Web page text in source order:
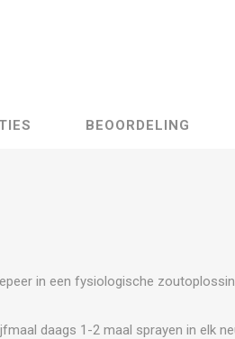
BEOORDELING
in een fysiologische
daags 1-2 maal sprayen in elk